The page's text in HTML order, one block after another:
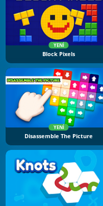
YENI
Block Pixels
YENI
Disassemble The Picture